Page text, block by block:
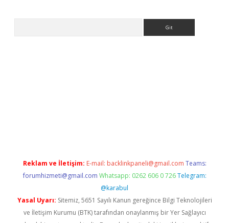
Reklam ve İletişim: E-mail: backlinkpaneli@gmail.com Teams:
forumhizmeti@gmail.com Whatsapp: 0262 606 0 726 Telegram:
@karabul
Yasal Uyarı: Sitemiz, 5651 Sayılı Kanun gereğince Bilgi Teknolojileri
ve İletişim Kurumu (BTK) tarafından onaylanmış bir Yer Sağlayıcı